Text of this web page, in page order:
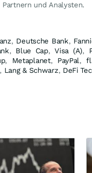
und Analysten.
, Deutsche Bank,
, Blue Cap,Visa (A),
, Metaplanet, PayPal,
, Lang & Schwarz, DeFi